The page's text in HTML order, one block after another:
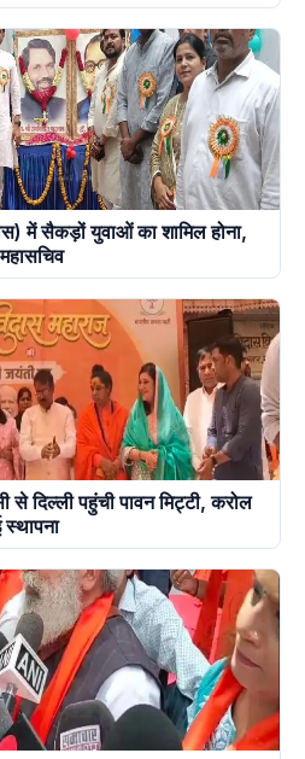
में सैकड़ों युवाओं का शामिल होना,
से दिल्ली पहुंची पावन मिट्टी, करोल
स्थापना